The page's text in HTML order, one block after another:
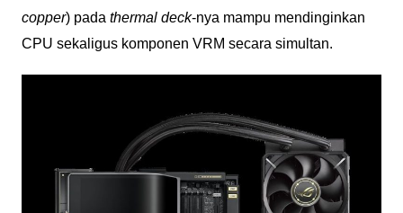
copper) pada thermal deck-nya mampu mendinginkan
CPU sekaligus komponen VRM secara simultan.